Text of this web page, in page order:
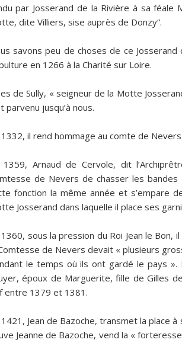
par Josserand de la Rivière à sa féale
dite Villiers, sise auprès de Donzy”.
savons peu de choses de ce
en 1266 à la Charité sur Loire.
de Sully, « seigneur de la Motte
parvenu jusqu’à nous.
1332, il rend hommage au comte de
1359, Arnaud de Cervole, dit
de Nevers de chasser les
fonction la même année et s’empare
Josserand dans laquelle il place ses
1360, sous la pression du Roi Jean le Bon,
de Nevers devait « plusieurs
le temps où ils ont gardé le pays ».
époux de Marguerite, fille de Gilles
entre 1379 et 1381.
1421 , Jean de Bazoche, transmet la place
Jeanne de Bazoche, vend la «